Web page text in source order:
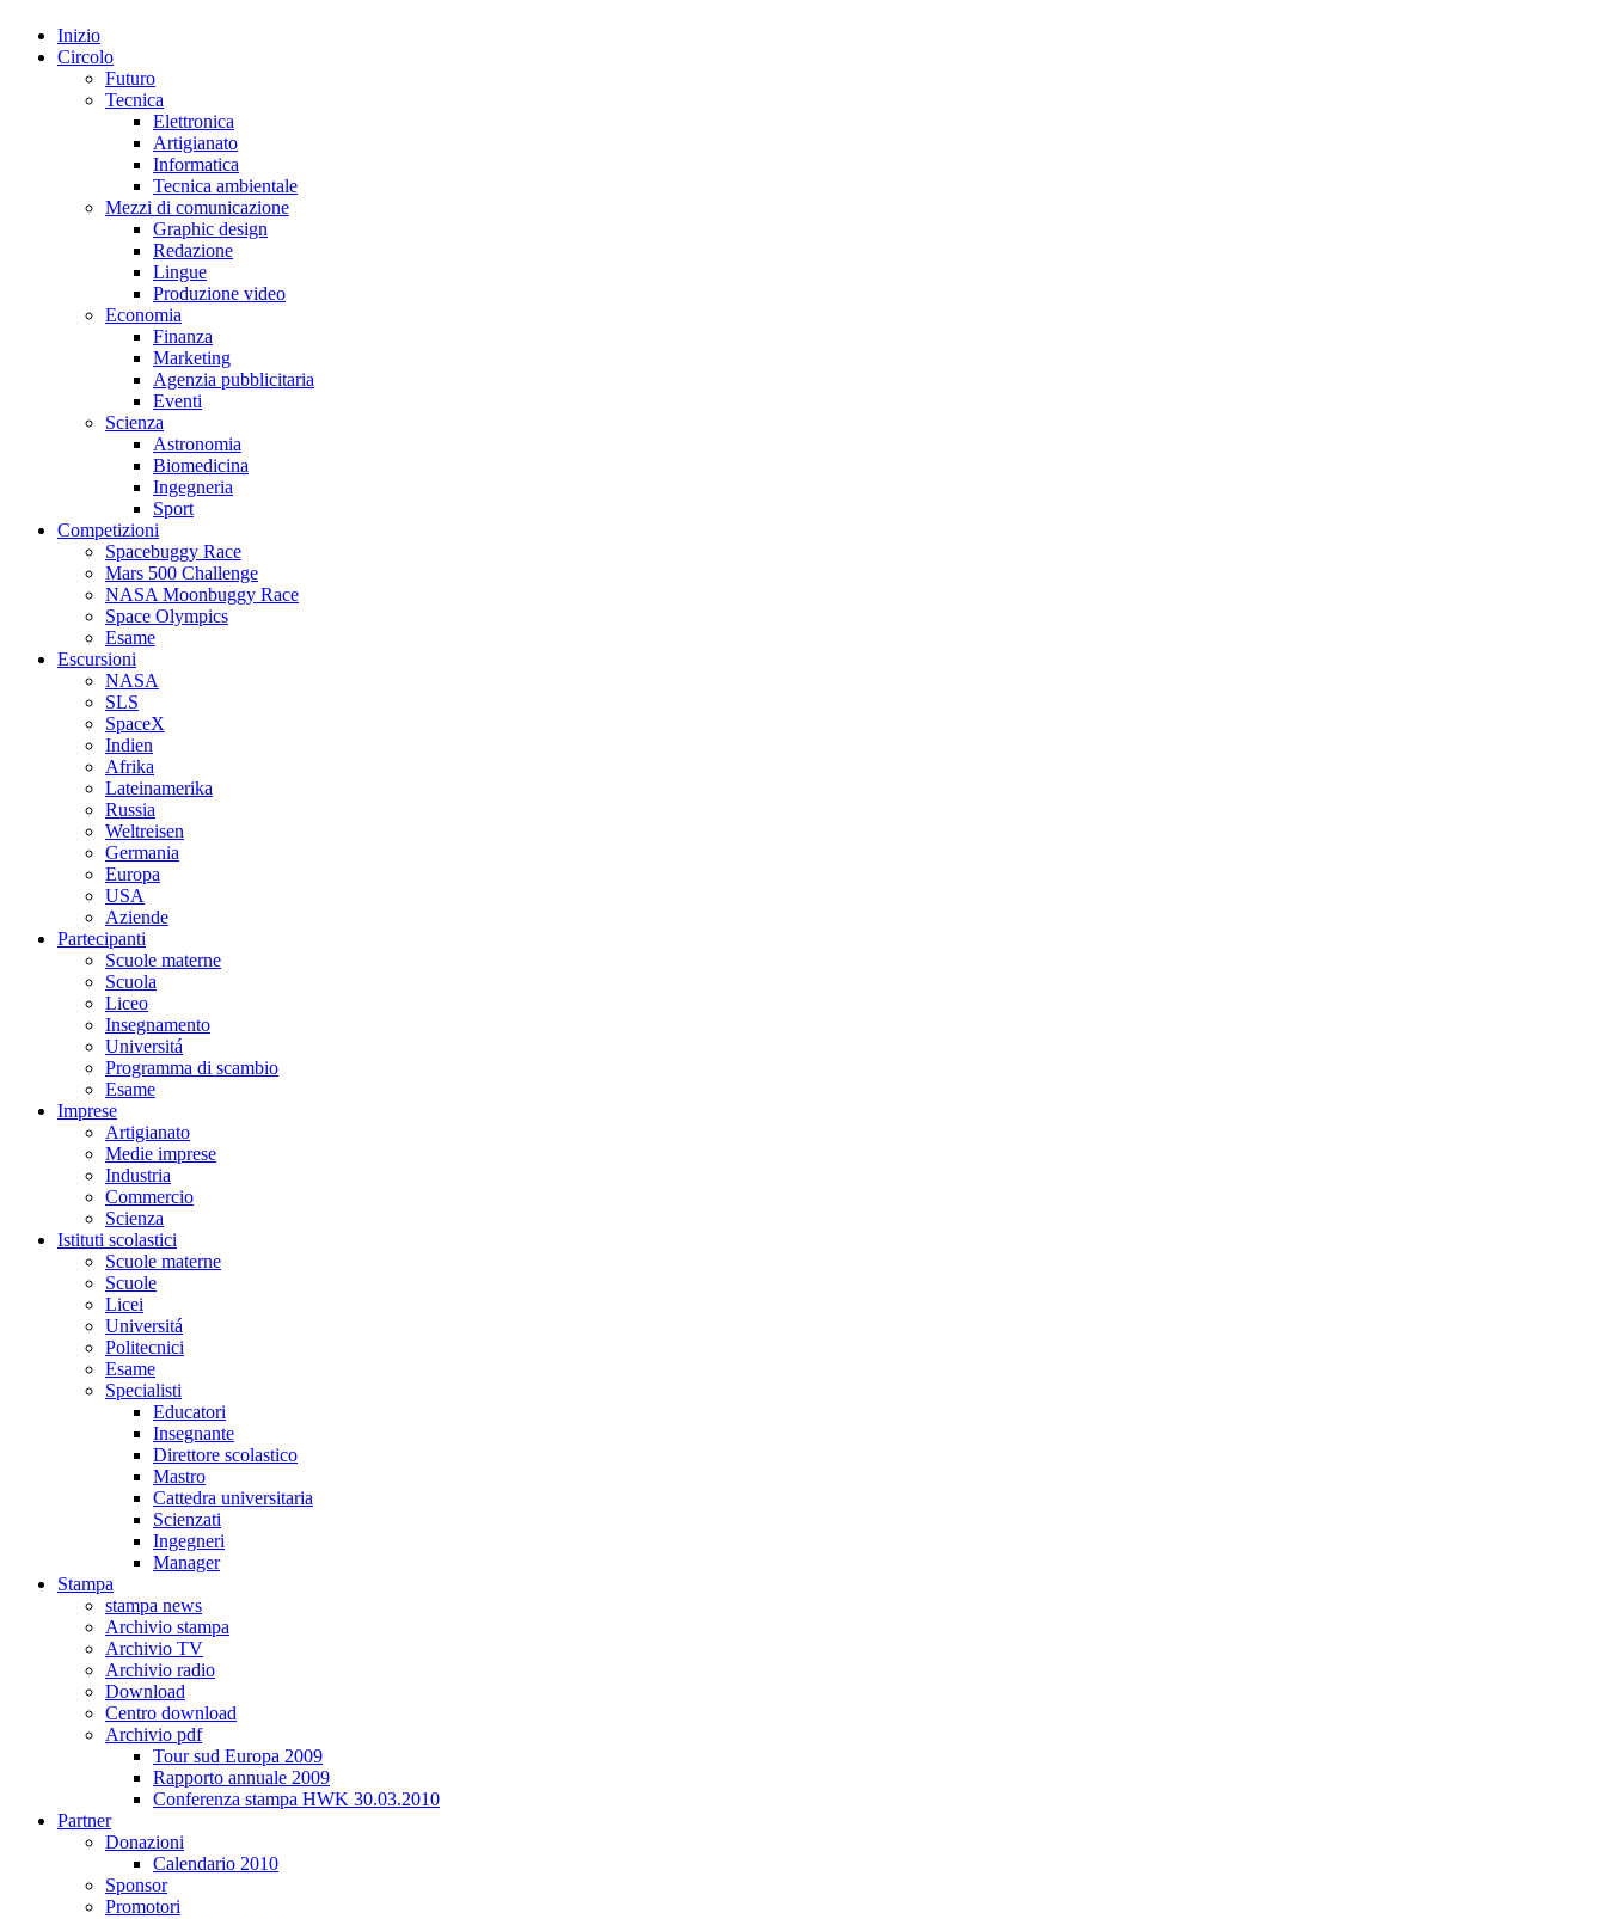
Inizio
Circolo
Futuro
Tecnica
Elettronica
Artigianato
Informatica
Tecnica ambientale
Mezzi di comunicazione
Graphic design
Redazione
Lingue
Produzione video
Economia
Finanza
Marketing
Agenzia pubblicitaria
Eventi
Scienza
Astronomia
Biomedicina
Ingegneria
Sport
Competizioni
Spacebuggy Race
Mars 500 Challenge
NASA Moonbuggy Race
Space Olympics
Esame
Escursioni
NASA
SLS
SpaceX
Indien
Afrika
Lateinamerika
Russia
Weltreisen
Germania
Europa
USA
Aziende
Partecipanti
Scuole materne
Scuola
Liceo
Insegnamento
Universitá
Programma di scambio
Esame
Imprese
Artigianato
Medie imprese
Industria
Commercio
Scienza
Istituti scolastici
Scuole materne
Scuole
Licei
Universitá
Politecnici
Esame
Specialisti
Educatori
Insegnante
Direttore scolastico
Mastro
Cattedra universitaria
Scienzati
Ingegneri
Manager
Stampa
stampa news
Archivio stampa
Archivio TV
Archivio radio
Download
Centro download
Archivio pdf
Tour sud Europa 2009
Rapporto annuale 2009
Conferenza stampa HWK 30.03.2010
Partner
Donazioni
Calendario 2010
Sponsor
Promotori